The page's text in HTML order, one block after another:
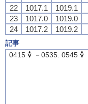
22
1017.1 1019.1
23
1017.0 1019.0
24
1017.2 1019.2
記事
0415
－0535. 0545